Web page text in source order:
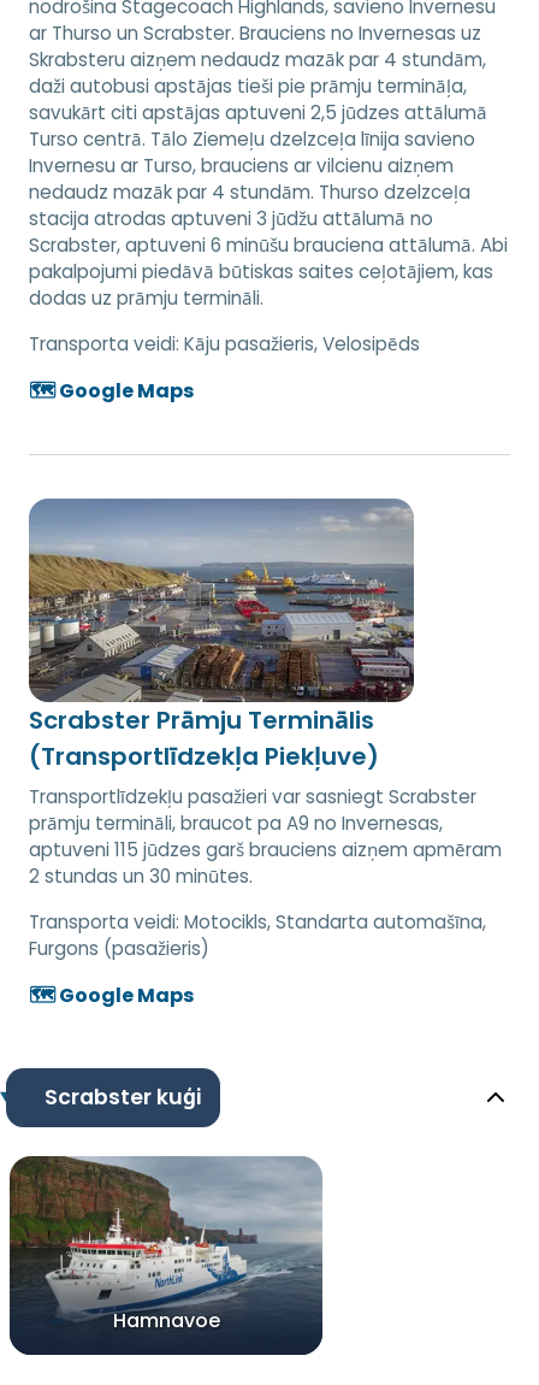
nodrošina Stagecoach Highlands, savieno Invernesu
ar Thurso un Scrabster. Brauciens no Invernesas uz
Skrabsteru aizņem nedaudz mazāk par 4 stundām,
daži autobusi apstājas tieši pie prāmju termināļa,
savukārt citi apstājas aptuveni 2,5 jūdzes attālumā
Turso centrā. Tālo Ziemeļu dzelzceļa līnija savieno
Invernesu ar Turso, brauciens ar vilcienu aizņem
nedaudz mazāk par 4 stundām. Thurso dzelzceļa
stacija atrodas aptuveni 3 jūdžu attālumā no
Scrabster, aptuveni 6 minūšu brauciena attālumā. Abi
pakalpojumi piedāvā būtiskas saites ceļotājiem, kas
dodas uz prāmju termināli.
Transporta veidi: Kāju pasažieris, Velosipēds
🗺️ Google Maps
Scrabster Prāmju Terminālis
(Transportlīdzekļa Piekļuve)
Transportlīdzekļu pasažieri var sasniegt Scrabster
prāmju termināli, braucot pa A9 no Invernesas,
aptuveni 115 jūdzes garš brauciens aizņem apmēram
2 stundas un 30 minūtes.
Transporta veidi: Motocikls, Standarta automašīna,
Furgons (pasažieris)
🗺️ Google Maps
Scrabster kuģi
Hamnavoe